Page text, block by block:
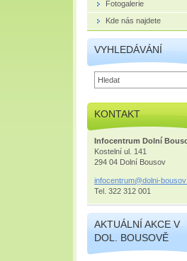
Fotogalerie
Kde nás najdete
VYHLEDÁVÁNÍ
KONTAKT
Infocentrum Dolní
Kostelní ul. 141
294 04 Dolní Bousov
infocentrum@dolni-bousov
Tel. 322 312 001
AKTUÁLNÍ AKCE V
DOL. BOUSOVĚ